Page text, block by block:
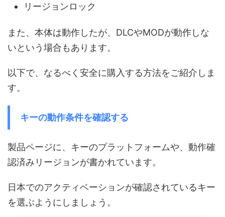
リージョンロック
また、本体は動作したが、DLCやMODが動作しな
いという場合もあります。
以下で、なるべく安全に購入する方法をご紹介しま
す。
キーの動作条件を確認する
製品ページに、キーのプラットフォームや、動作確
認済みリージョンが書かれています。
日本でのアクティベーションが確認されているキー
を選ぶようにしましょう。